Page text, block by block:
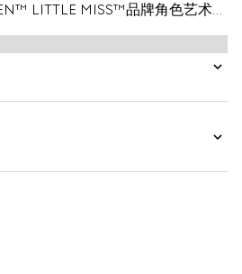
LITTLE MISS™品牌角色艺术作